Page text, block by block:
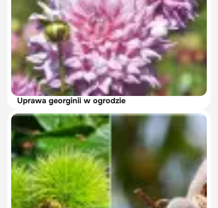
Uprawa georginii w ogrodzie